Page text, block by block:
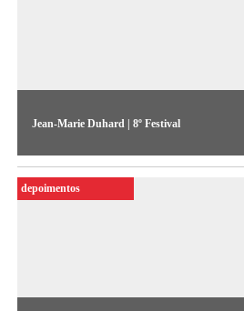
Jean-Marie Duhard | 8º Festival
O curador explica o papel do produtor
França, uma espécie de intermediário
televisão, e quais as dificuldades de
depoimentos